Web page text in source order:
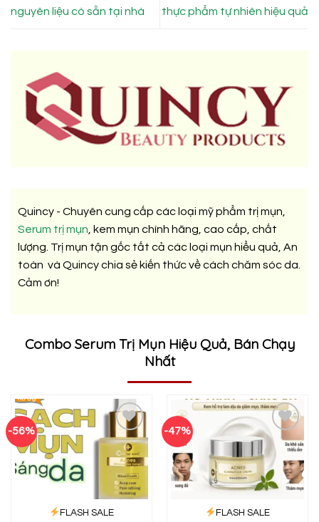
nguyên liệu có sẵn tại nhà
thực phẩm tự nhiên hiệu quả
Quincy - Chuyên cung cấp các loại mỹ phẩm trị mụn,
Serum trị mụn, kem mụn chính hãng, cao cấp, chất
lượng. Trị mụn tận gốc tất cả các loại mụn hiểu quả, An
toàn và Quincy chia sẻ kiến thức về cách chăm sóc da.
Cảm ơn!
Combo Serum Trị Mụn Hiệu Quả, Bán Chạy
Nhất
-56%
Add to
wishlist
FLASH SALE
-47%
Add to
wishlist
FLASH SALE